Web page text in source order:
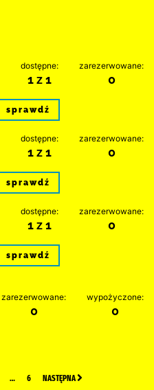
dostępne:
1 z 1
zarezerwowane:
0
sprawdź
dostępne:
1 z 1
zarezerwowane:
0
sprawdź
dostępne:
1 z 1
zarezerwowane:
0
sprawdź
zarezerwowane:
0
wypożyczone:
0
… 6 NASTĘPNA